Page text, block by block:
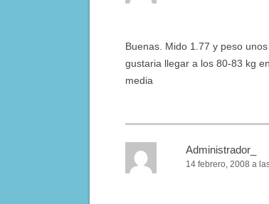
Buenas. Mido 1.77 y peso
gustaria llegar a los 80-83 kg
media
Administrador_
14 febrero, 2008 a